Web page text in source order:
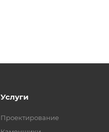
Услуги
Проектирование